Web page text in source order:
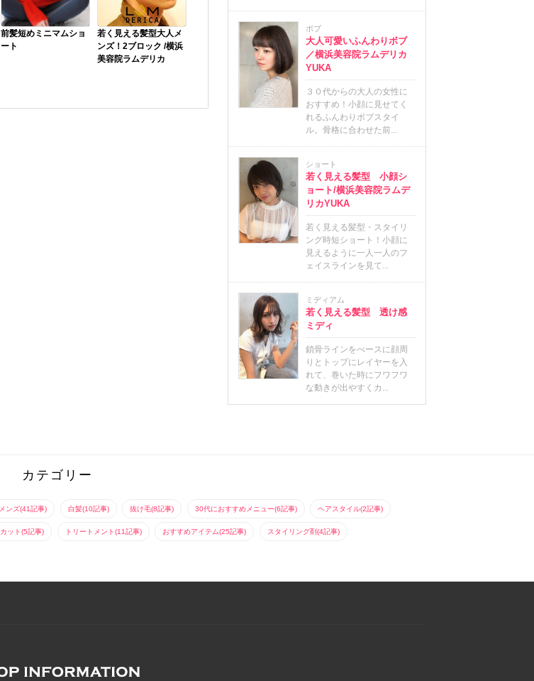
前髪短めミニマムショ
ート
若く見える髪型大人メ
ンズ！2ブロック /横浜
美容院ラムデリカ
ボブ
大人可愛いふんわりボブ
／横浜美容院ラムデリカ
YUKA
３０代からの大人の女性に
おすすめ！小顔に見せてく
れるふんわりボブスタイ
ル。骨格に合わせた前...
ショート
若く見える髪型 小顔シ
ョート/横浜美容院ラムデ
リカYUKA
若く見える髪型・スタイリ
ング時短ショート！小顔に
見えるように一人一人のフ
ェイスラインを見て...
ミディアム
若く見える髪型 透け感
ミディ
鎖骨ラインをべースに顔周
りとトップにレイヤーを入
れて、巻いた時にフワフワ
な動きが出やすくカ...
カテゴリー
メンズ(41記事) 白髪(10記事) 抜け毛(8記事) 30代におすすめメニュー(6記事) ヘアスタイル(2記事)
カット(5記事) トリートメント(11記事) おすすめアイテム(25記事) スタイリング剤(4記事)